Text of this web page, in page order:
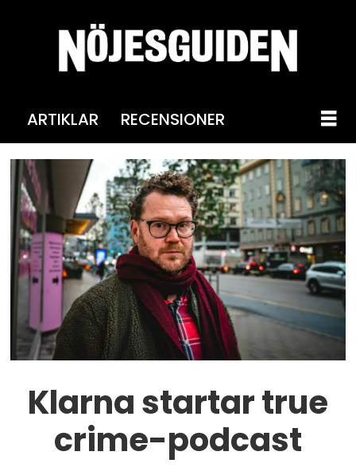
ARTIKLAR RECENSIONER
Klarna startar true
crime-podcast